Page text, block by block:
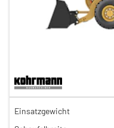
151,00 €
126,00 €
Einsatzgewicht